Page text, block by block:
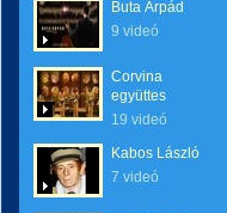
Buta Árpád
9 videó
Corvina
együttes
19 videó
Kabos László
7 videó